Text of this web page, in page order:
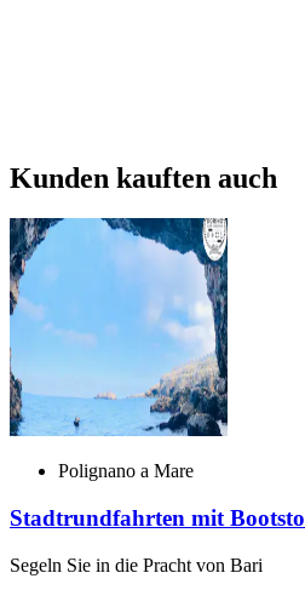
Kunden kauften auch
Polignano a Mare
Stadtrundfahrten mit
Segeln Sie in die Pracht von Bari